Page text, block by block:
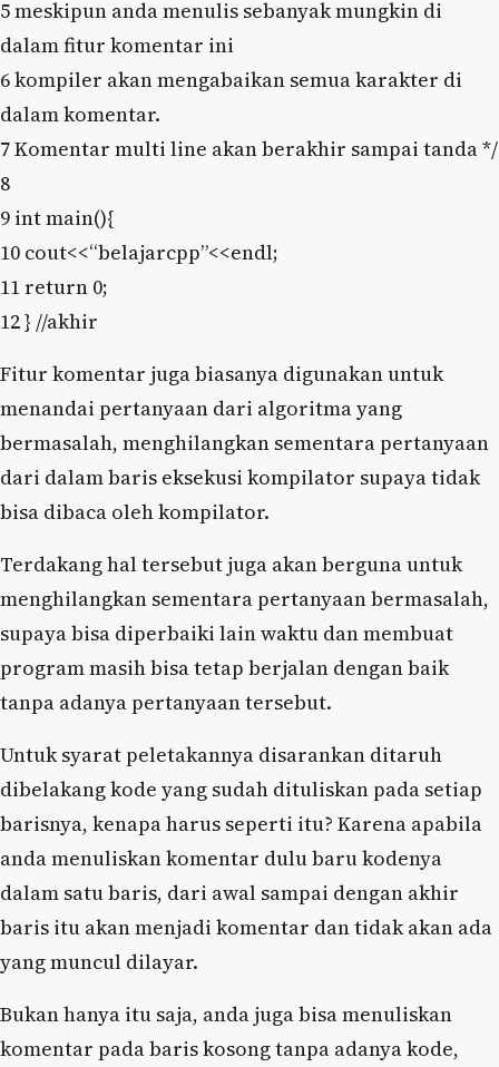
5 meskipun anda menulis sebanyak mungkin di
dalam fitur komentar ini
6 kompiler akan mengabaikan semua karakter di
dalam komentar.
7 Komentar multi line akan berakhir sampai tanda */
8
9 int main(){
10 cout<<“belajarcpp”<<endl;
11 return 0;
12 } //akhir
Fitur komentar juga biasanya digunakan untuk
menandai pertanyaan dari algoritma yang
bermasalah, menghilangkan sementara pertanyaan
dari dalam baris eksekusi kompilator supaya tidak
bisa dibaca oleh kompilator.
Terdakang hal tersebut juga akan berguna untuk
menghilangkan sementara pertanyaan bermasalah,
supaya bisa diperbaiki lain waktu dan membuat
program masih bisa tetap berjalan dengan baik
tanpa adanya pertanyaan tersebut.
Untuk syarat peletakannya disarankan ditaruh
dibelakang kode yang sudah dituliskan pada setiap
barisnya, kenapa harus seperti itu? Karena apabila
anda menuliskan komentar dulu baru kodenya
dalam satu baris, dari awal sampai dengan akhir
baris itu akan menjadi komentar dan tidak akan ada
yang muncul dilayar.
Bukan hanya itu saja, anda juga bisa menuliskan
komentar pada baris kosong tanpa adanya kode,